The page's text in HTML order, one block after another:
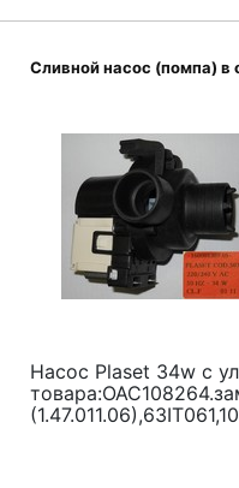
Сливной насос (помпа)
Насос Plaset 34w с